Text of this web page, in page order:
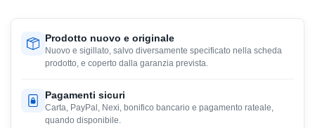
Prodotto nuovo e originale
Nuovo e sigillato, salvo diversamente specificato nella scheda
prodotto, e coperto dalla garanzia prevista.
Pagamenti sicuri
Carta, PayPal, Nexi, bonifico bancario e pagamento rateale,
quando disponibile.